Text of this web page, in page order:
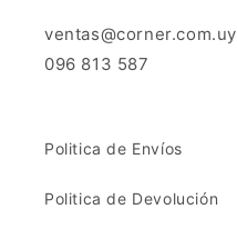
ventas@corner.com.uy
096 813 587
Politica de Envíos
Politica de Devolución